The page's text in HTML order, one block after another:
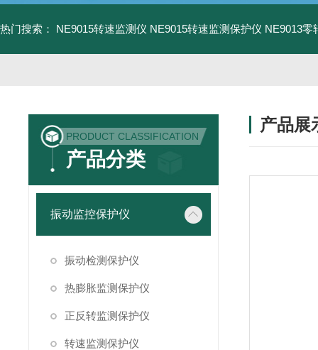
热门搜索： NE9015转速监测仪 NE9015转速监测保护仪 NE9013零
PRODUCT CLASSIFICATION
产品分类
振动监控保护仪
振动检测保护仪
热膨胀监测保护仪
正反转监测保护仪
转速监测保护仪
产品展